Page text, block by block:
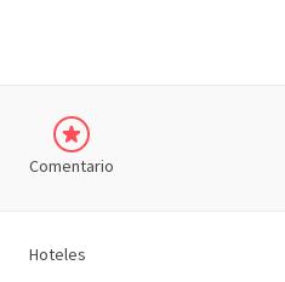
Comentario
Hoteles